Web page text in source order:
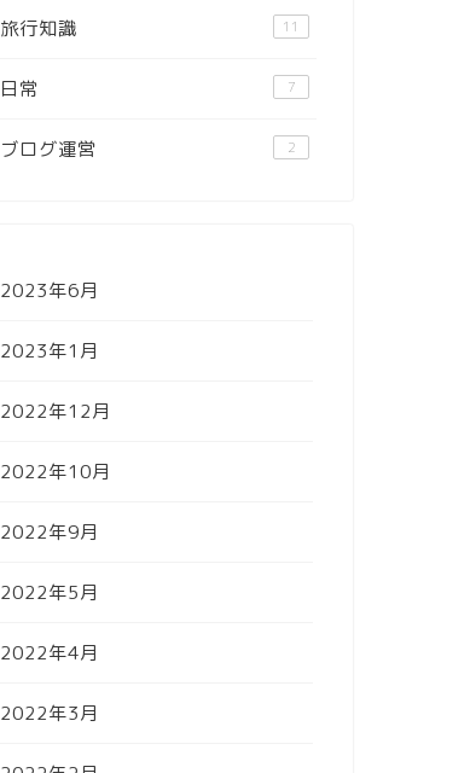
旅行知識 11
日常 7
ブログ運営 2
2023年6月
2023年1月
2022年12月
2022年10月
2022年9月
2022年5月
2022年4月
2022年3月